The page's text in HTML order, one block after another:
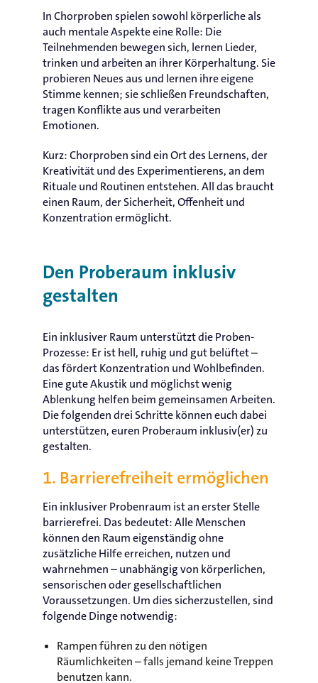
In Chorproben spielen sowohl körperliche als
auch mentale Aspekte eine Rolle: Die
Teilnehmenden bewegen sich, lernen Lieder,
trinken und arbeiten an ihrer Körperhaltung. Sie
probieren Neues aus und lernen ihre eigene
Stimme kennen; sie schließen Freundschaften,
tragen Konflikte aus und verarbeiten
Emotionen.
Kurz: Chorproben sind ein Ort des Lernens, der
Kreativität und des Experimentierens, an dem
Rituale und Routinen entstehen. All das braucht
einen Raum, der Sicherheit, Offenheit und
Konzentration ermöglicht.
Den Proberaum inklusiv
gestalten
Ein inklusiver Raum unterstützt die Proben-
Prozesse: Er ist hell, ruhig und gut belüftet –
das fördert Konzentration und Wohlbefinden.
Eine gute Akustik und möglichst wenig
Ablenkung helfen beim gemeinsamen Arbeiten.
Die folgenden drei Schritte können euch dabei
unterstützen, euren Proberaum inklusiv(er) zu
gestalten.
1. Barrierefreiheit ermöglichen
Ein inklusiver Probenraum ist an erster Stelle
barrierefrei. Das bedeutet: Alle Menschen
können den Raum eigenständig ohne
zusätzliche Hilfe erreichen, nutzen und
wahrnehmen – unabhängig von körperlichen,
sensorischen oder gesellschaftlichen
Voraussetzungen. Um dies sicherzustellen, sind
folgende Dinge notwendig:
Rampen führen zu den nötigen
Räumlichkeiten – falls jemand keine Treppen
benutzen kann.